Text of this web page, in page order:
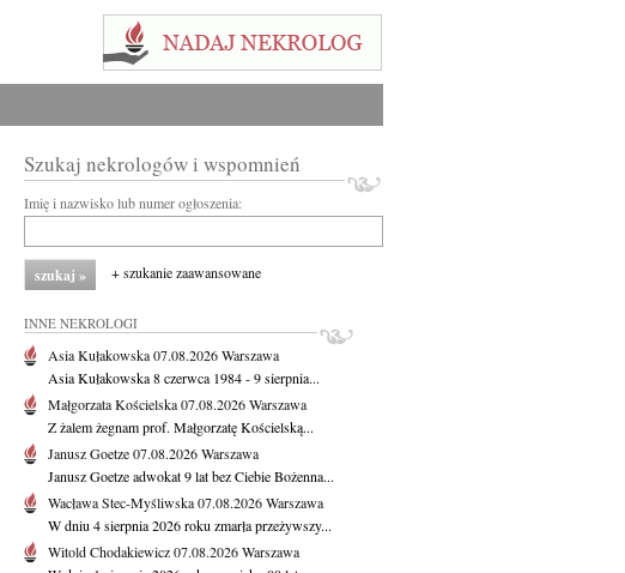
Szukaj nekrologów i wspomnień
Imię i nazwisko lub numer ogłoszenia:
+ szukanie zaawansowane
INNE NEKROLOGI
Asia Kułakowska07.08.2026Warszawa
Asia Kułakowska 8 czerwca 1984 - 9 sierpnia...
Małgorzata Kościelska07.08.2026Warszawa
Z żalem żegnam prof. Małgorzatę Kościelską...
Janusz Goetze07.08.2026Warszawa
Janusz Goetze adwokat 9 lat bez Ciebie Bożenna...
Wacława Stec-Myśliwska07.08.2026Warszawa
W dniu 4 sierpnia 2026 roku zmarła przeżywszy...
Witold Chodakiewicz07.08.2026Warszawa